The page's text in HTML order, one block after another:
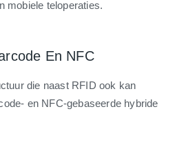
mobiele teloperaties.
En NFC
die naast RFID ook kan
en NFC-gebaseerde hybride